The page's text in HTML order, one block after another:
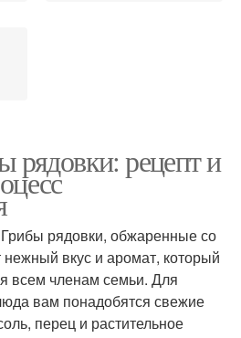
рядовки: рецепт и
рядовки, обжаренные со
вкус и аромат, который
всем членам семьи. Для
вам понадобятся свежие
перец и растительное